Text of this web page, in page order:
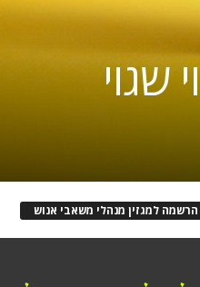
שגוי
הרשמה למגזין מנהלי משאבי אנוש